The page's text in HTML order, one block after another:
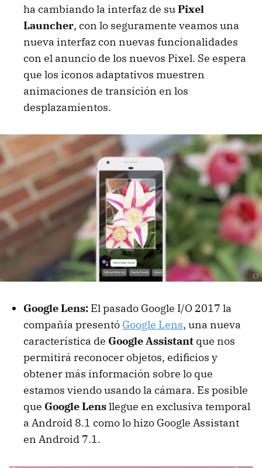
ha cambiando la interfaz de suPixel
Launcher, con lo seguramente veamos una
nueva interfaz con nuevas funcionalidades
con el anuncio de los nuevos Pixel. Se espera
que los iconos adaptativos muestren
animaciones de transición en los
desplazamientos.
Google Lens: El pasado Google I/O 2017 la
compañía presentó Google Lens, una nueva
característica de Google Assistant que nos
permitirá reconocer objetos, edificios y
obtener más información sobre lo que
estamos viendo usando la cámara. Es posible
que Google Lensllegue en exclusiva temporal
a Android 8.1 como lo hizo Google Assistant
en Android 7.1.